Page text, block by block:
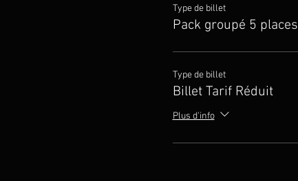
Type de billet
Pack groupé 5 places
Type de billet
Billet Tarif Réduit
Plus d'info